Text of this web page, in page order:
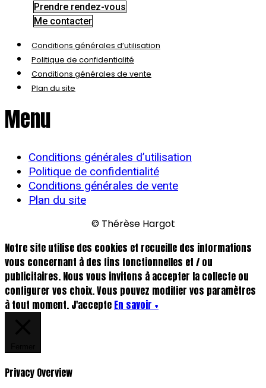
Prendre rendez-vous
Me contacter
Conditions générales d’utilisation
Politique de confidentialité
Conditions générales de vente
Plan du site
Menu
Conditions générales d’utilisation
Politique de confidentialité
Conditions générales de vente
Plan du site
© Thérèse Hargot
Notre site utilise des cookies et recueille des informations
vous concernant à des fins fonctionnelles et / ou
publicitaires. Nous vous invitons à accepter la collecte ou
configurer vos choix. Vous pouvez modifier vos paramètres
à tout moment. J'accepte En savoir +
Privacy Overview